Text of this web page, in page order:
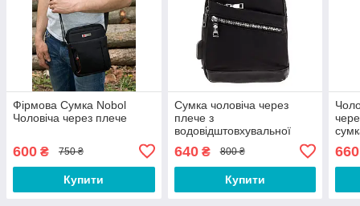
Фірмова Сумка Nobol
Чоловіча через плече
600 ₴ 750 ₴
Купити
Сумка чоловіча через
плече з
водовідштовхувальної
Nobol 2298 чорний
640₴ 800 ₴
Купити
660